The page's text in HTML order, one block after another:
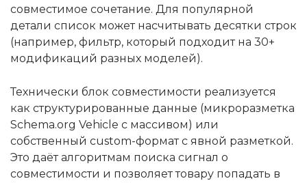
совместимое сочетание. Для популярной
детали список может насчитывать десятки строк
(например, фильтр, который подходит на 30+
модификаций разных моделей).
Технически блок совместимости реализуется
как структурированные данные (микроразметка
Schema.org Vehicle с массивом) или
собственный custom-формат с явной разметкой.
Это даёт алгоритмам поиска сигнал о
совместимости и позволяет товару попадать в